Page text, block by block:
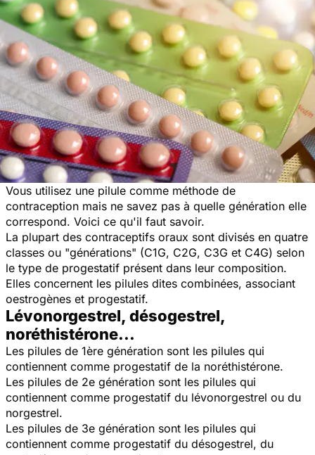
Vous utilisez une pilule comme méthode de
contraception mais ne savez pas à quelle génération elle
correspond. Voici ce qu'il faut savoir.
La plupart des contraceptifs oraux sont divisés en quatre
classes ou "générations" (C1G, C2G, C3G et C4G) selon
le type de progestatif présent dans leur composition.
Elles concernent les pilules dites combinées, associant
oestrogènes et progestatif.
Lévonorgestrel, désogestrel,
noréthistérone...
Les pilules de 1ère génération sont les pilules qui
contiennent comme progestatif de la noréthistérone.
Les pilules de 2e génération sont les pilules qui
contiennent comme progestatif du lévonorgestrel ou du
norgestrel.
Les pilules de 3e génération sont les pilules qui
contiennent comme progestatif du désogestrel, du